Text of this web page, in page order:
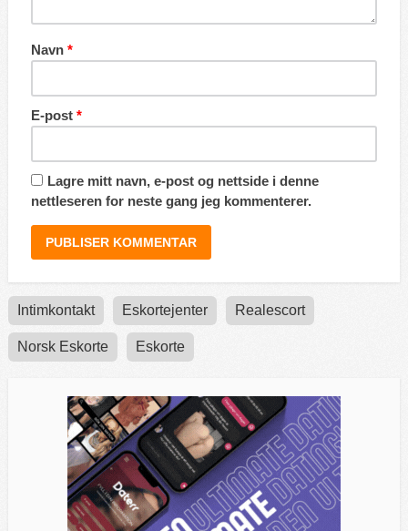
Navn *
E-post *
Lagre mitt navn, e-post og nettside i denne
nettleseren for neste gang jeg kommenterer.
Intimkontakt Eskortejenter Realescort
Norsk Eskorte Eskorte